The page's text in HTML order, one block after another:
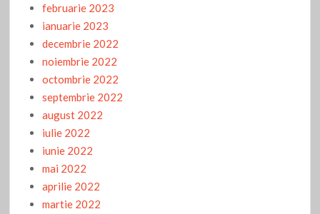
februarie 2023
ianuarie 2023
decembrie 2022
noiembrie 2022
octombrie 2022
septembrie 2022
august 2022
iulie 2022
iunie 2022
mai 2022
aprilie 2022
martie 2022